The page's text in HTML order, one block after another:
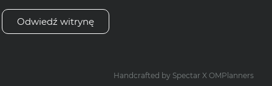
Odwiedź witrynę
Handcrafted by Spectar X OMPlanners